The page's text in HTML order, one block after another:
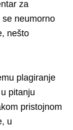
za
neumorno
nešto
plagiranje
pitanju
pristojnom
u